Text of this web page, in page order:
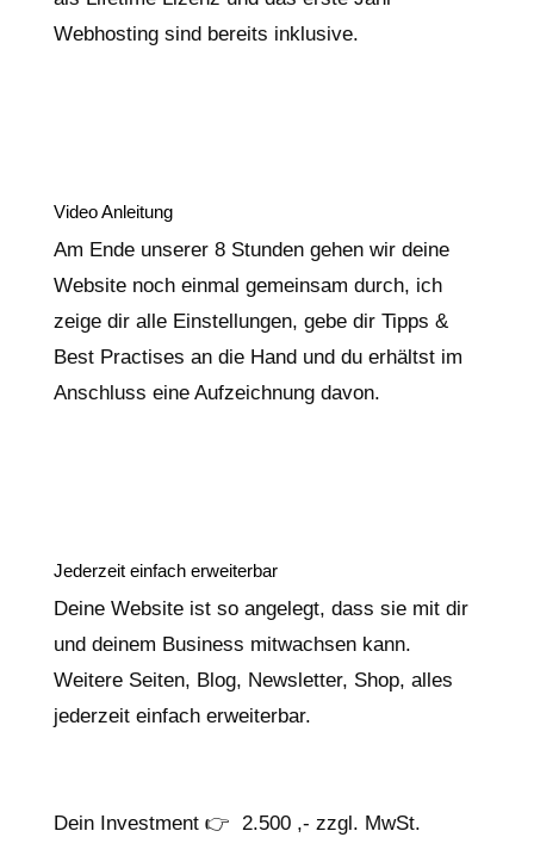
Webhosting sind bereits inklusive.
Video Anleitung
Am Ende unserer 8 Stunden gehen wir deine
Website noch einmal gemeinsam durch, ich
zeige dir alle Einstellungen, gebe dir Tipps &
Best Practises an die Hand und du erhältst im
Anschluss eine Aufzeichnung davon.
Jederzeit einfach erweiterbar
Deine Website ist so angelegt, dass sie mit dir
und deinem Business mitwachsen kann.
Weitere Seiten, Blog, Newsletter, Shop, alles
jederzeit einfach erweiterbar.
Dein Investment 👉 2.500 ,- zzgl. MwSt.